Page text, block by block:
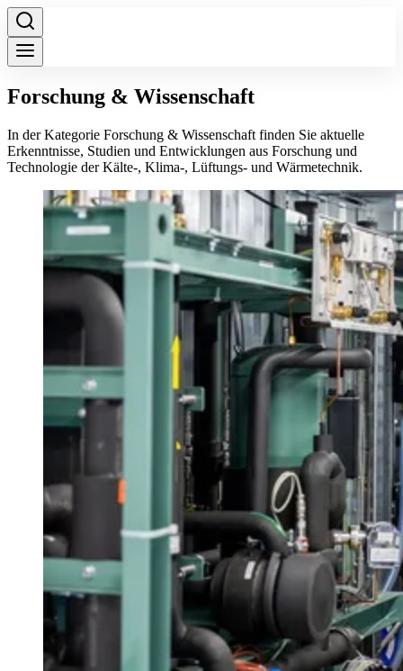
Forschung & Wissenschaft
In der Kategorie Forschung & Wissenschaft finden Sie aktuelle
Erkenntnisse, Studien und Entwicklungen aus Forschung und
Technologie der Kälte-, Klima-, Lüftungs- und Wärmetechnik.